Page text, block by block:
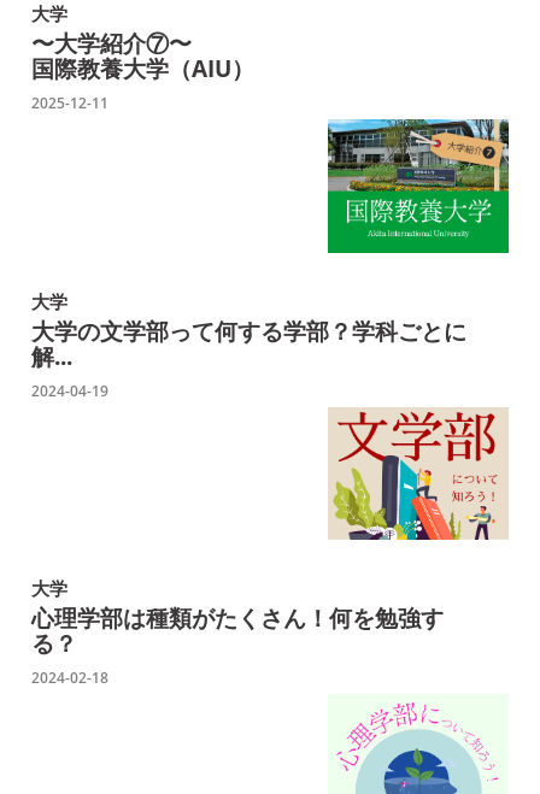
大学
〜大学紹介⑦〜
国際教養大学（AIU）
2025-12-11
大学
大学の文学部って何する学部？学科ごとに
解...
2024-04-19
大学
心理学部は種類がたくさん！何を勉強す
る？
2024-02-18